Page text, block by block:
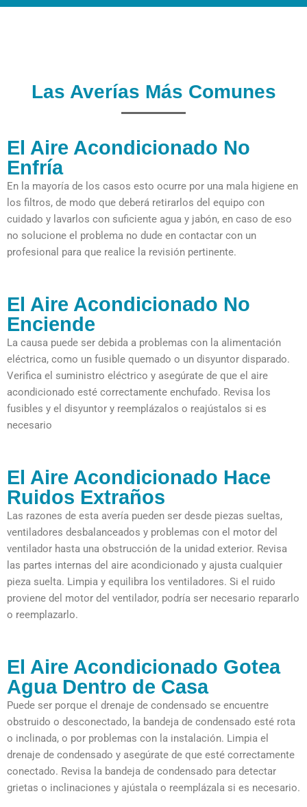
Las Averías Más Comunes
El Aire Acondicionado No
Enfría
En la mayoría de los casos esto ocurre por una mala higiene en
los filtros, de modo que deberá retirarlos del equipo con
cuidado y lavarlos con suficiente agua y jabón, en caso de eso
no solucione el problema no dude en contactar con un
profesional para que realice la revisión pertinente.
El Aire Acondicionado No
Enciende
La causa puede ser debida a problemas con la alimentación
eléctrica, como un fusible quemado o un disyuntor disparado.
Verifica el suministro eléctrico y asegúrate de que el aire
acondicionado esté correctamente enchufado. Revisa los
fusibles y el disyuntor y reemplázalos o reajústalos si es
necesario
El Aire Acondicionado Hace
Ruidos Extraños
Las razones de esta avería pueden ser desde piezas sueltas,
ventiladores desbalanceados y problemas con el motor del
ventilador hasta una obstrucción de la unidad exterior. Revisa
las partes internas del aire acondicionado y ajusta cualquier
pieza suelta. Limpia y equilibra los ventiladores. Si el ruido
proviene del motor del ventilador, podría ser necesario repararlo
o reemplazarlo.
El Aire Acondicionado Gotea
Agua Dentro de Casa
Puede ser porque el drenaje de condensado se encuentre
obstruido o desconectado, la bandeja de condensado esté rota
o inclinada, o por problemas con la instalación. Limpia el
drenaje de condensado y asegúrate de que esté correctamente
conectado. Revisa la bandeja de condensado para detectar
grietas o inclinaciones y ajústala o reemplázala si es necesario.